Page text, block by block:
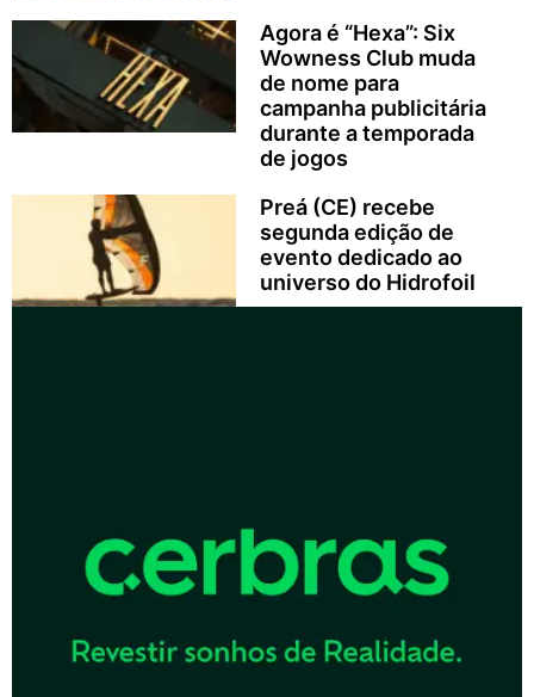
Agora é “Hexa”: Six
Wowness Club muda
de nome para
campanha publicitária
durante a temporada
de jogos
Preá (CE) recebe
segunda edição de
evento dedicado ao
universo do Hidrofoil